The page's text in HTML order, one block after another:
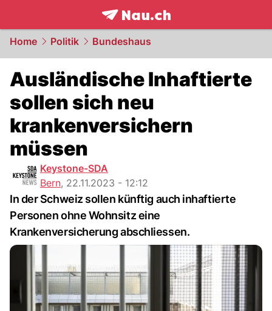
frontpage.NAU.ch
Home Politik Bundeshaus
Ausländische Inhaftierte
sollen sich neu
krankenversichern
müssen
Keystone-SDA
Bern, 22.11.2023 - 12:12
In der Schweiz sollen künftig auch inhaftierte
Personen ohne Wohnsitz eine
Krankenversicherung abschliessen.